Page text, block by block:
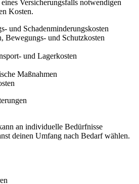
eines Versicherungsfalls notwendigen
Kosten.
und Schadenminderungskosten
Bewegungs- und Schutzkosten
und Lagerkosten
Maßnahmen
an individuelle Bedürfnisse
deinen Umfang nach Bedarf wählen.